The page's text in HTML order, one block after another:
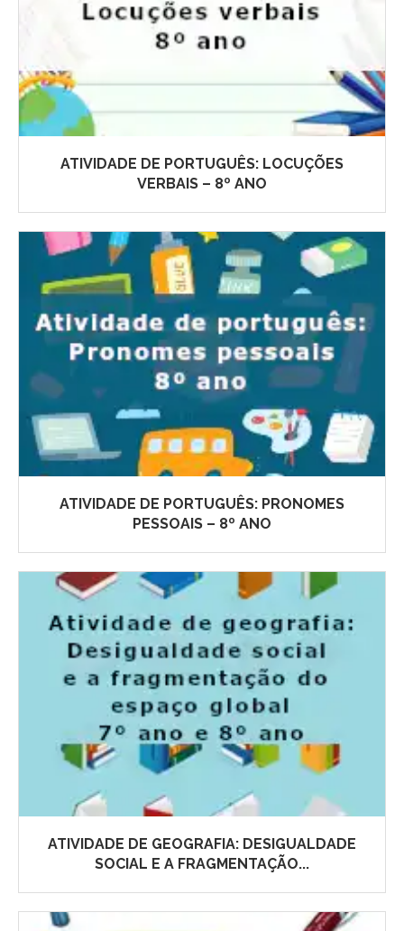
ATIVIDADE DE PORTUGUÊS: LOCUÇÕES
VERBAIS – 8º ANO
ATIVIDADE DE PORTUGUÊS: PRONOMES
PESSOAIS – 8º ANO
ATIVIDADE DE GEOGRAFIA: DESIGUALDADE
SOCIAL E A FRAGMENTAÇÃO...